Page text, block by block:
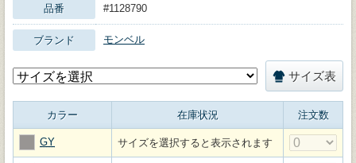
品番 #1128790
ブランド モンベル
サイズ表
カラー 在庫状況 注文数
GY サイズを選択すると表示されます